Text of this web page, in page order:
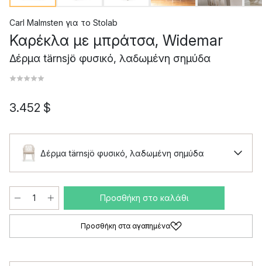
Carl Malmsten για το Stolab
Καρέκλα με μπράτσα, Widemar
Δέρμα tärnsjö φυσικό, λαδωμένη σημύδα
3.452 $
Δέρμα tärnsjö φυσικό, λαδωμένη σημύδα
Προσθήκη στο καλάθι
Προσθήκη στα αγαπημένα